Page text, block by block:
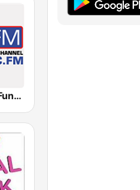
Amsterdam Funk Channel